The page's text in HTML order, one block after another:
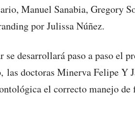
Manuel Sanabia, Gregory
por Julissa Núñez.
desarrollará paso a paso el
las doctoras Minerva Felipe Y
el correcto manejo